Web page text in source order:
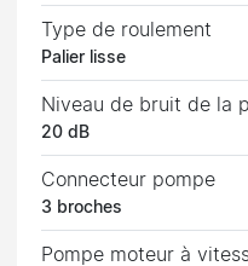
Type de roulement
Palier lisse
Niveau de bruit de la
20 dB
Connecteur pompe
3 broches
Pompe moteur à